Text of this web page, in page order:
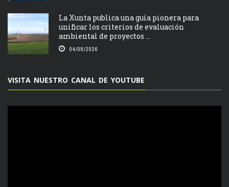
La Xunta publica una guía pionera para
unificar los criterios de evaluación
ambiental de proyectos ...
04/08/2026
VISITA NUESTRO CANAL DE YOUTUBE